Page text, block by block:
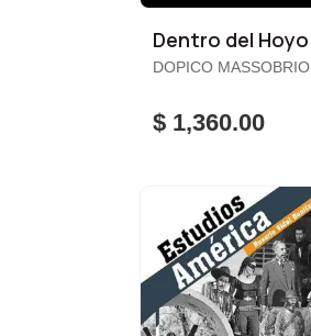
Dentro del Hoyo
DOPICO MASSOBRIO,
$ 1,360.00